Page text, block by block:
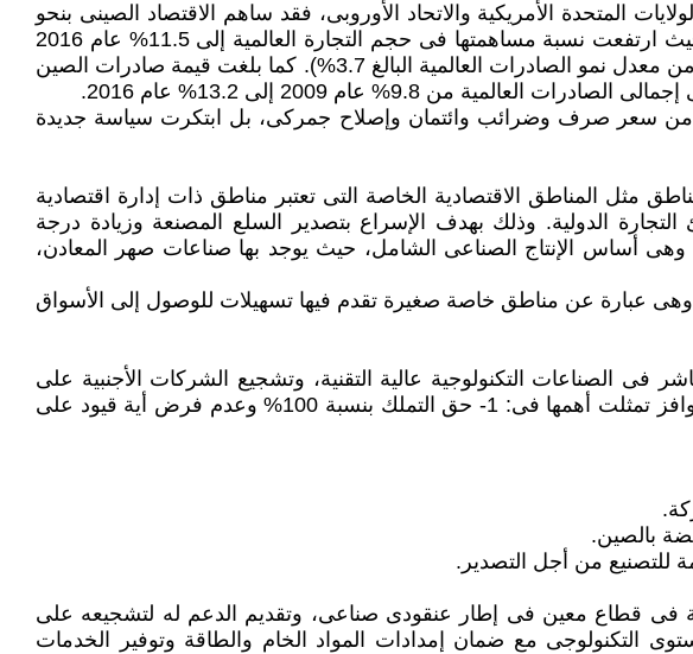
بعد تراجع دور كل من الولايات المتحدة الأمريكية والاتحاد الأوروبى، فقد ساهم الاقتصاد الصينى بنحو
33% من نمو الاقتصاد العالمى عام 2015 البالغ 3.1%. كما تعتبر اللاعب الرئيسى فى التجارة العالمية، حيث ارتفعت نسبة مساهمتها فى حجم التجارة العالمية إلى 11.5% عام 2016
مقارنة بـ 8.9% عام 2009 نتيجة لارتفاع معدل نمو صادراتها بنسبة 8.3% خلال الفترة 2009-2016 (أعلى من معدل نمو الصادرات العالمية البالغ 3.7%). كما بلغت قيمة صادرات الصين
من سعر صرف وضرائب وائتمان وإصلاح جمركى، بل ابتكرت سياسة جديدة
مثل المناطق الاقتصادية الخاصة التى تعتبر مناطق ذات إدارة اقتصادية
الدولية. وذلك بهدف الإسراع بتصدير السلع المصنعة وزيادة درجة
وهى أساس الإنتاج الصناعى الشامل، حيث يوجد بها صناعات صهر المعادن،
وهى عبارة عن مناطق خاصة صغيرة تقدم فيها تسهيلات للوصول إلى الأسواق
فى الصناعات التكنولوجية عالية التقنية، وتشجيع الشركات الأجنبية على
إنشاء مقرات إقليمية ومراكز للبحوث والتطوير ومراكز للتدريب فى الصين من خلال تقديم عدد من الحوافز تمثلت أهمها فى: 1- حق التملك بنسبة 100% وعدم فرض أية قيود على
فى قطاع معين فى إطار عنقودى صناعى، وتقديم الدعم له لتشجيعه على
التكنولوجى مع ضمان إمدادات المواد الخام والطاقة وتوفير الخدمات